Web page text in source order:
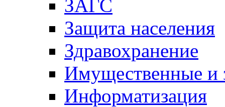
ЗАГС
Защита населения
Здравохранение
Имущественные и
Информатизация